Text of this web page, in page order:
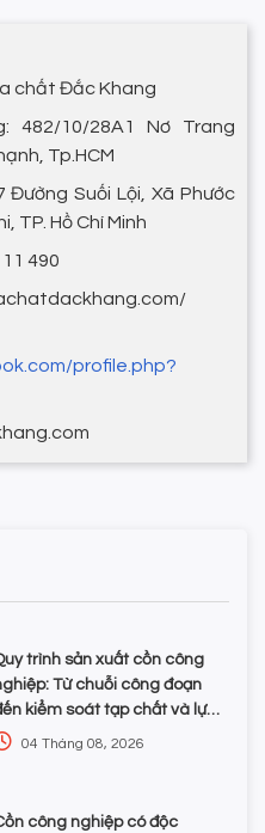
chất Đắc Khang
482/10/28A1 Nơ Trang
Tp.HCM
Đường Suối Lội, Xã Phước
TP. Hồ Chí Minh
490
profile.php?
trình sản xuất cồn công
Từ chuỗi công đoạn
kiểm soát tạp chất và lựa
hóa chất
04 Tháng 08, 2026
công nghiệp có độc